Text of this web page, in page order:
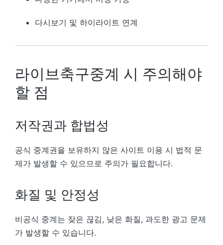
다시보기 및 하이라이트 연계
라이브축구중계 시 주의해야
할 점
저작권과 합법성
공식 중계권을 보유하지 않은 사이트 이용 시 법적 문
제가 발생할 수 있으므로 주의가 필요합니다.
화질 및 안정성
비공식 중계는 잦은 끊김, 낮은 화질, 과도한 광고 문제
가 발생할 수 있습니다.